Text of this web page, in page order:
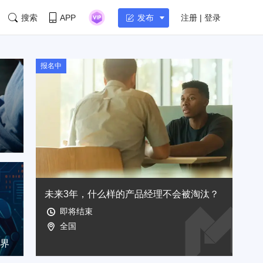
搜索 APP 发布 注册 | 登录
产品真正的分水岭在 1-N
报名中
未来3年，什么样的产品经理不会被淘汰？
即将结束
全国